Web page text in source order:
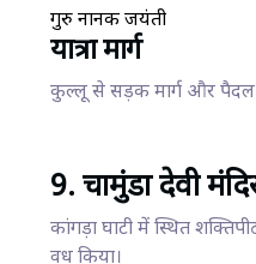
गुरु नानक जयंती
यात्रा मार्ग
कुल्लू से सड़क मार्ग और पैदल
9. चामुंडा देवी
कांगड़ा घाटी में स्थित
वध किया।